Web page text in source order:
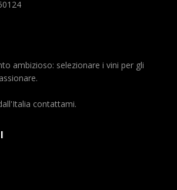
ambizioso: selezionare i vini per gli
contattami.